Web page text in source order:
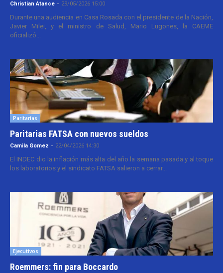
Christian Atance - 29/05/2026 15:00
Durante una audiencia en Casa Rosada con el presidente de la Nación,
Javier Milei, y el ministro de Salud, Mario Lugones, la CAEME
oficializó...
Paritarias
Paritarias FATSA con nuevos sueldos
Camila Gomez - 22/04/2026 14:30
El INDEC dio la inflación más alta del año la semana pasada y al toque
los laboratorios y el sindicato FATSA salieron a cerrar...
Ejecutivos
Roemmers: fin para Boccardo